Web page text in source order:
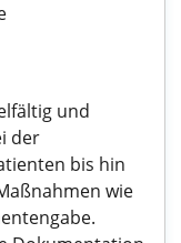
und
der
bis hin
wie